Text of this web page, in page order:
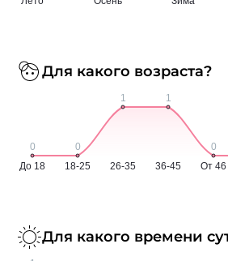
Для какого возраста?
Для какого времени